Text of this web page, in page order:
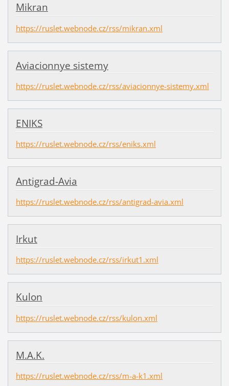
Mikran
https://ruslet.webnode.cz/rss/mikran.xml
Aviacionnye sistemy
https://ruslet.webnode.cz/rss/aviacionnye-sistemy.xml
ENIKS
https://ruslet.webnode.cz/rss/eniks.xml
Antigrad-Avia
https://ruslet.webnode.cz/rss/antigrad-avia.xml
Irkut
https://ruslet.webnode.cz/rss/irkut1.xml
Kulon
https://ruslet.webnode.cz/rss/kulon.xml
M.A.K.
https://ruslet.webnode.cz/rss/m-a-k1.xml